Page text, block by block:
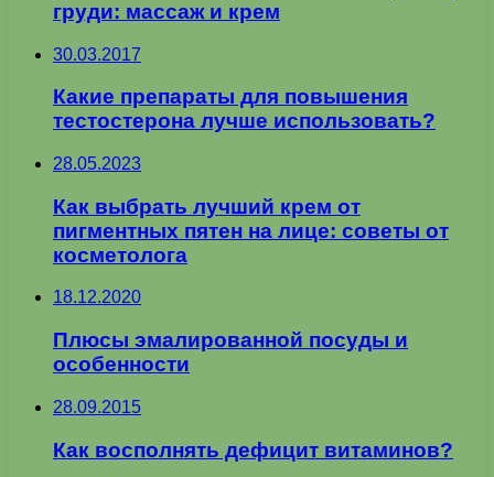
груди: массаж и крем
30.03.2017
Какие препараты для повышения
тестостерона лучше использовать?
28.05.2023
Как выбрать лучший крем от
пигментных пятен на лице: советы от
косметолога
18.12.2020
Плюсы эмалированной посуды и
особенности
28.09.2015
Как восполнять дефицит витаминов?